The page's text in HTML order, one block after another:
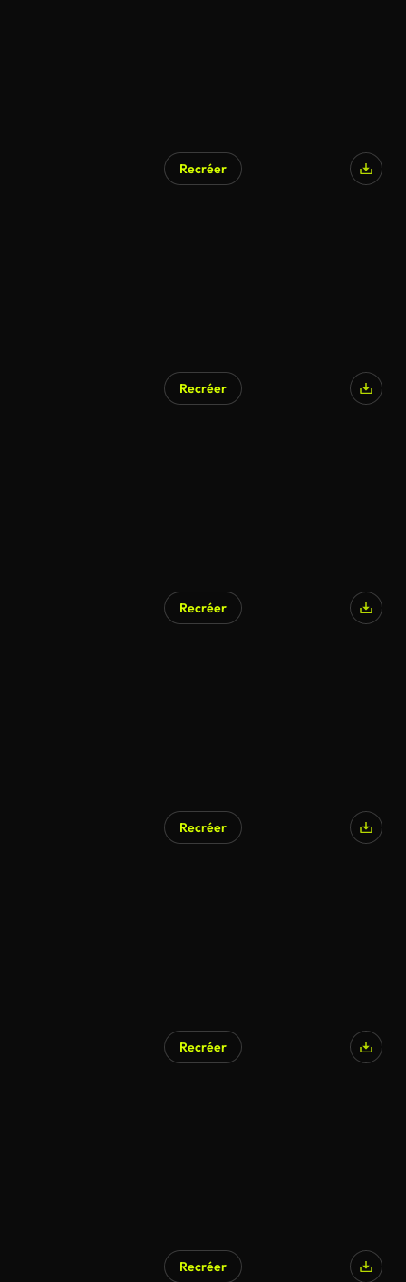
Recréer
Recréer
Recréer
Recréer
Recréer
Recréer